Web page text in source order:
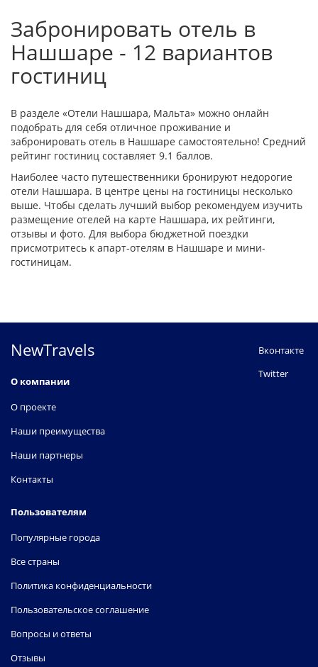
Забронировать отель в
Нашшаре - 12 вариантов
гостиниц
В разделе «Отели Нашшара, Мальта» можно онлайн
подобрать для себя отличное проживание и
забронировать отель в Нашшаре самостоятельно! Средний
рейтинг гостиниц составляет 9.1 баллов.
Наиболее часто путешественники бронируют недорогие
отели Нашшара. В центре цены на гостиницы несколько
выше. Чтобы сделать лучший выбор рекомендуем изучить
размещение отелей на карте Нашшара, их рейтинги,
отзывы и фото. Для выбора бюджетной поездки
присмотритесь к апарт-отелям в Нашшаре и мини-
гостиницам.
NewTravels
О компании
О проекте
Наши преимущества
Наши партнеры
Контакты
Пользователям
Популярные города
Все страны
Политика конфиденциальности
Пользовательское соглашение
Вопросы и ответы
Отзывы
Вконтакте
Twitter